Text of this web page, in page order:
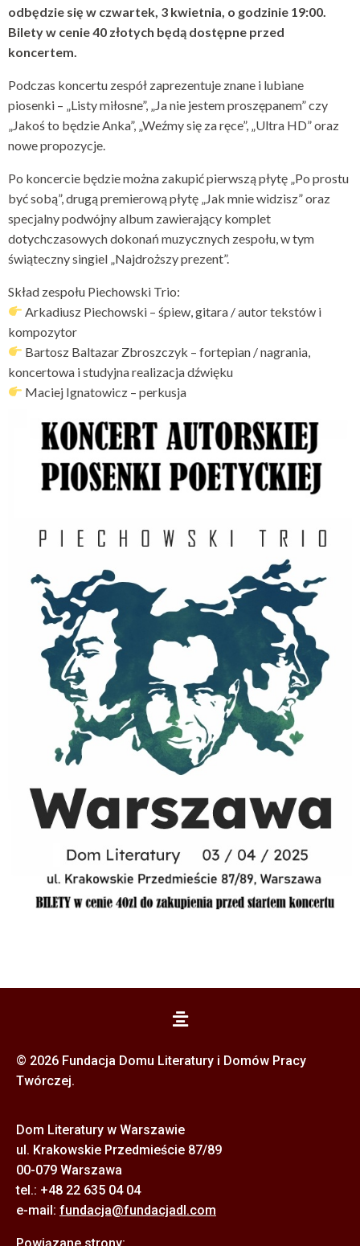
odbędzie się w czwartek, 3 kwietnia, o godzinie 19:00.
Bilety w cenie 40 złotych będą dostępne przed
koncertem.
Podczas koncertu zespół zaprezentuje znane i lubiane
piosenki – „Listy miłosne”, „Ja nie jestem proszępanem” czy
„Jakoś to będzie Anka”, „Weźmy się za ręce”, „Ultra HD” oraz
nowe propozycje.
Po koncercie będzie można zakupić pierwszą płytę „Po prostu
być sobą”, drugą premierową płytę „Jak mnie widzisz” oraz
specjalny podwójny album zawierający komplet
dotychczasowych dokonań muzycznych zespołu, w tym
świąteczny singiel „Najdroższy prezent”.
Skład zespołu Piechowski Trio:
Arkadiusz Piechowski – śpiew, gitara / autor tekstów i
kompozytor
Bartosz Baltazar Zbroszczyk – fortepian / nagrania,
koncertowa i studyjna realizacja dźwięku
Maciej Ignatowicz – perkusja
© 2026 Fundacja Domu Literatury i Domów Pracy
Twórczej.
Dom Literatury w Warszawie
ul. Krakowskie Przedmieście 87/89
00-079 Warszawa
tel.: +48 22 635 04 04
e-mail: fundacja@fundacjadl.com